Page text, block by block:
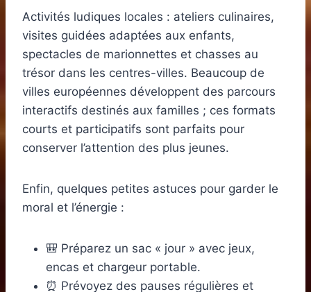
Activités ludiques locales : ateliers culinaires,
visites guidées adaptées aux enfants,
spectacles de marionnettes et chasses au
trésor dans les centres-villes. Beaucoup de
villes européennes développent des parcours
interactifs destinés aux familles ; ces formats
courts et participatifs sont parfaits pour
conserver l’attention des plus jeunes.
Enfin, quelques petites astuces pour garder le
moral et l’énergie :
🎒 Préparez un sac « jour » avec jeux,
encas et chargeur portable.
⏰ Prévoyez des pauses régulières et